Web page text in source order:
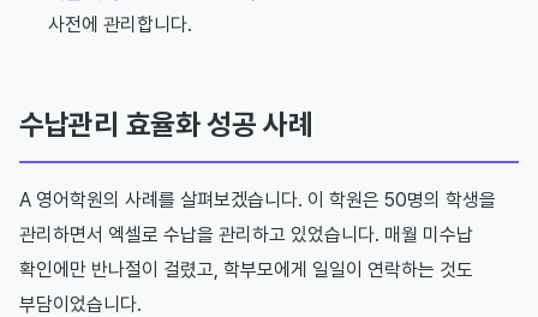
사전에 관리합니다.
수납관리 효율화 성공 사례
A 영어학원의 사례를 살펴보겠습니다. 이 학원은 50명의 학생을
관리하면서 엑셀로 수납을 관리하고 있었습니다. 매월 미수납
확인에만 반나절이 걸렸고, 학부모에게 일일이 연락하는 것도
부담이었습니다.